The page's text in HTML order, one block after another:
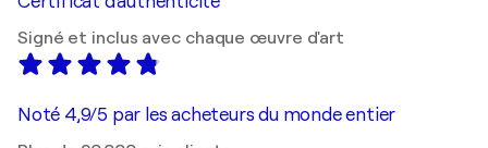
Signé et inclus avec chaque œuvre d'art
Noté 4,9/5 par les acheteurs du monde entier